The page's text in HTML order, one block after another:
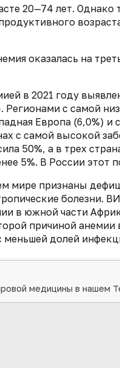
20—74 лет.
оказалась на
в 2021 году
с самой
Европа (6,0%)
с самой высокой
50%, а в трех
5%. В России этот
мире признаны
болезни.
в южной части
причиной
долей
медицины в нашем